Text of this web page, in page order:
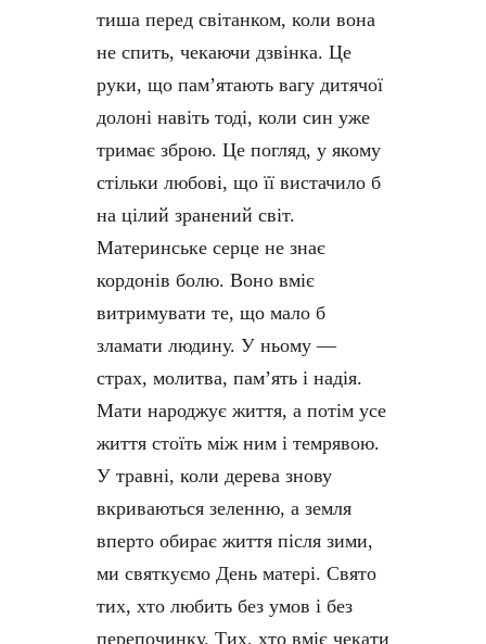
тиша перед світанком, коли вона
не спить, чекаючи дзвінка. Це
руки, що пам’ятають вагу дитячої
долоні навіть тоді, коли син уже
тримає зброю. Це погляд, у якому
стільки любові, що її вистачило б
на цілий зранений світ.
Материнське серце не знає
кордонів болю. Воно вміє
витримувати те, що мало б
зламати людину. У ньому —
страх, молитва, пам’ять і надія.
Мати народжує життя, а потім усе
життя стоїть між ним і темрявою.
У травні, коли дерева знову
вкриваються зеленню, а земля
вперто обирає життя після зими,
ми святкуємо День матері. Свято
тих, хто любить без умов і без
перепочинку. Тих, хто вміє чекати